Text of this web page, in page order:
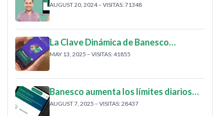
AUGUST 20, 2024 – VISITAS: 71348
La Clave Dinámica de Banesco…
MAY 13, 2025 – VISITAS: 41855
Banesco aumenta los límites diarios…
AUGUST 7, 2025 – VISITAS: 28437